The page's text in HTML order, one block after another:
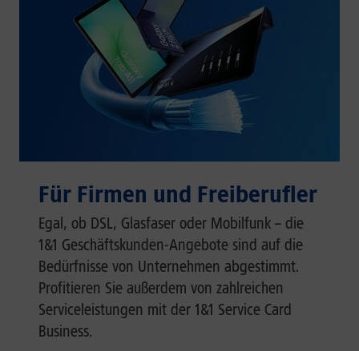
Für Firmen und Freiberufler
Egal, ob DSL, Glasfaser oder Mobilfunk – die
1&1 Geschäftskunden-Angebote sind auf die
Bedürfnisse von Unternehmen abgestimmt.
Profitieren Sie außerdem von zahlreichen
Serviceleistungen mit der 1&1 Service Card
Business.